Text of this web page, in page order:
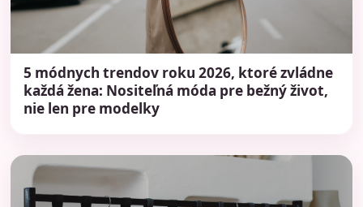
5 módnych trendov roku 2026, ktoré zvládne
každá žena: Nositeľná móda pre bežný život,
nie len pre modelky